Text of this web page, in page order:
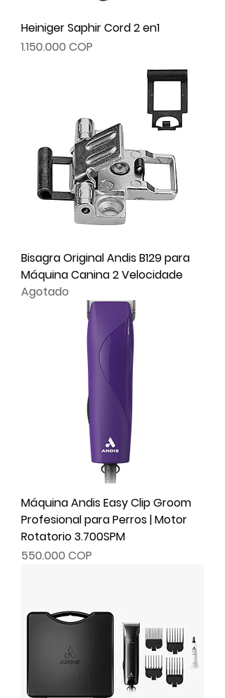
Heiniger Saphir Cord 2 en1
Precio
1.150.000 COP
Bisagra Original Andis B129 para
Máquina Canina 2 Velocidade
Agotado
Máquina Andis Easy Clip Groom
Profesional para Perros | Motor
Rotatorio 3.700SPM
Precio
550.000 COP